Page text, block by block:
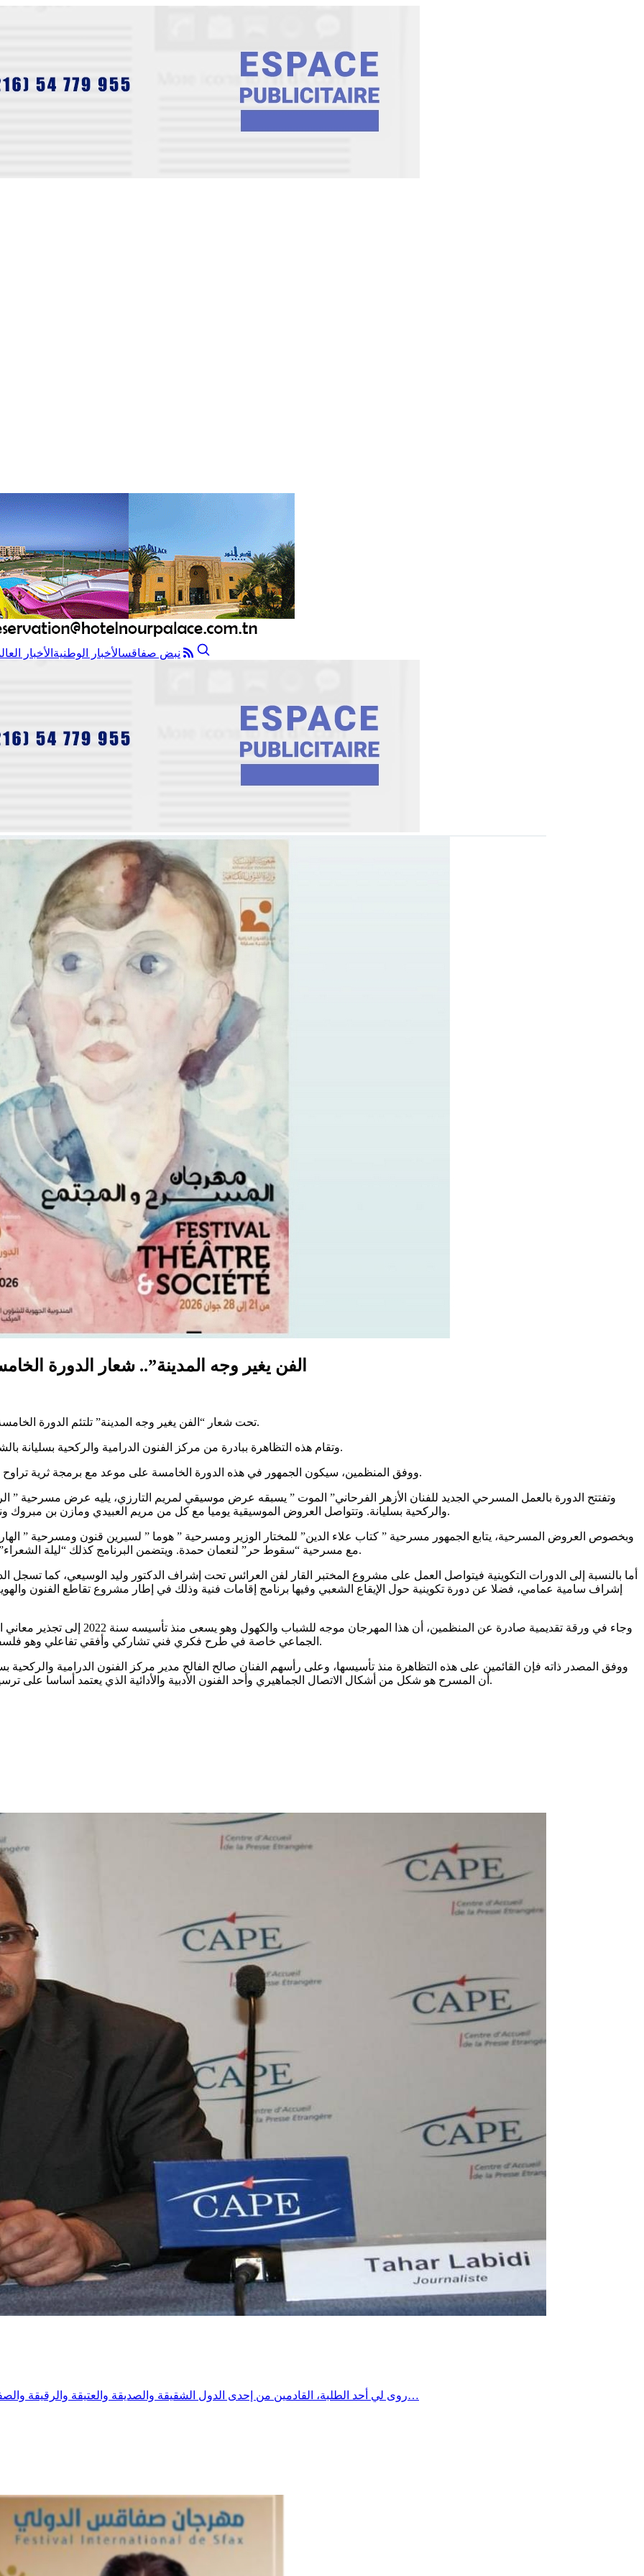
نبض صفاقسالأخبار الوطنية الأخبار
“الفن يغير وجه المدينة”.. شعار الدورة
تحت شعار “الفن يغير وجه المدينة” تلتئم الدورة الخامسة من مهرجان المسرح والمجتمع في سليانة من 21 إلى 28 جوان 2026.
وتقام هذه التظاهرة ببادرة من مركز الفنون الدرامية والركحية بسليانة بالشراكة مع المندوبية الجهوية للشؤون الثقافية بسليانة والمركب الثقافي.
ووفق المنظمين، سيكون الجمهور في هذه الدورة الخامسة على موعد مع برمجة ثرية تراوح بين العروض المسرحية والكوريغرافية والموسيقية والدورات التكوينية.
والركحية بسليانة. وتتواصل العروض الموسيقية يوميا مع كل من مريم العبيدي ومازن بن مبروك ونضال اليحياوي ومجموعة جذب وسيف الدين معيوف ونورهان الهداوي.
وبخصوص العروض المسرحية، يتابع الجمهور مسرحية ” كتاب علاء الدين” للمختار الوزير ومسرحية ” هوما ” لسيرين قنون ومسرحية ”
مع مسرحية “سقوط حر” لنعمان حمدة. ويتضمن البرنامج كذلك “ليلة الشعراء” وعرض سيرك وعرض رقص مسرحي بعنوان “فلاق” لهيثم البوغانمي.
أما بالنسبة إلى الدورات التكوينية فيتواصل العمل على مشروع المختبر القار لفن العرائس تحت إشراف الدكتور وليد الوسيعي، كما تسجل
إشراف سامية عمامي، فضلا عن دورة تكوينية حول الإيقاع الشعبي وفيها برنامج إقامات فنية وذلك في إطار مشروع تقاطع الفنون
وجاء في ورقة تقديمية صادرة عن
الجماعي خاصة في طرح فكري فني تشاركي وأفقي تفاعلي وهو فلسفة مركز الفنون الدرامية الذي يعتبر المهرجان تتويجا لأنشطته السنوية.
ووفق المصدر ذاته فإن القائمين على هذه التظاهرة منذ تأسيسها، وعلى رأسهم الفنان صالح الفالح مدير مركز الفنون الدرامية والركحية
أن المسرح هو شكل من أشكال الاتصال الجماهيري وأحد الفنون الأدبية والأدائية الذي يعتمد أساسا على ترسيخ الأفكار في ذهن الجمهور ونشر الوعي والنهضة الاجتماعية والفكرية.
✍️ روى لي أحد الطلبة، القادمين من إحدى الدول الشقيقة والصديقة والعتيقة والرقيقة والصفيقة، والذي جاء يواصل دراسته العليا في « باريس » قال لي: ✍️ يا…